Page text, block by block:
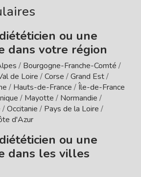
ou une
dans votre région
/ Bourgogne-Franche-Comté /
de Loire /Corse /Grand Est/
/ Hauts-de-France /Île-de-France
/ Mayotte / Normandie /
/Occitanie / Pays de la Loire /
d'Azur
ou une
dans les villes